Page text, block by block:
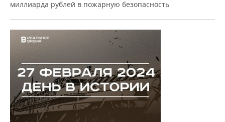
миллиарда рублей в пожарную безопасность